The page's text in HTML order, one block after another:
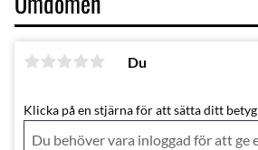
Du
Klicka på en stjärna för att sätta ditt betyg